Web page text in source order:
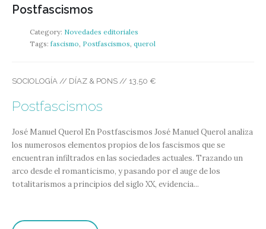
Postfascismos
Category: Novedades editoriales
Tags: fascismo Postfascismos querol
SOCIOLOGÍA // DÍAZ & PONS // 13,50 €
Postfascismos
José Manuel Querol En Postfascismos José Manuel Querol analiza
los numerosos elementos propios de los fascismos que se
encuentran infiltrados en las sociedades actuales. Trazando un
arco desde el romanticismo, y pasando por el auge de los
totalitarismos a principios del siglo XX, evidencia...